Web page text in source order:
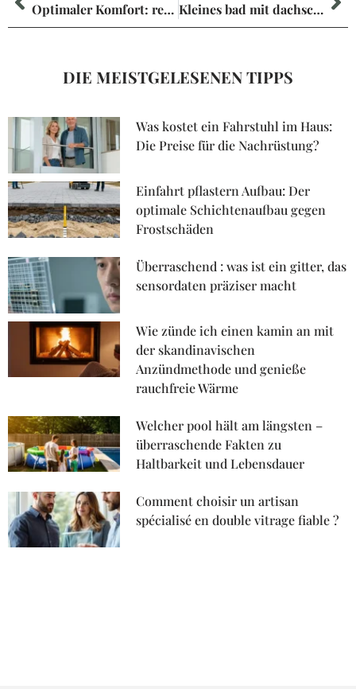
Optimaler Komfort: relaxliege wohnzimmer 2 personen für entspannte Abende zu zweit Kleines bad mit dachschräge: kreative Tipps für mehr Raumgefühl und Komfort
DIE MEISTGELESENEN TIPPS
Was kostet ein Fahrstuhl im Haus:
Die Preise für die Nachrüstung?
Einfahrt pflastern Aufbau: Der
optimale Schichtenaufbau gegen
Frostschäden
Überraschend : was ist ein gitter, das
sensordaten präziser macht
Wie zünde ich einen kamin an mit
der skandinavischen
Anzündmethode und genieße
rauchfreie Wärme
Welcher pool hält am längsten –
überraschende Fakten zu
Haltbarkeit und Lebensdauer
Comment choisir un artisan
spécialisé en double vitrage fiable ?